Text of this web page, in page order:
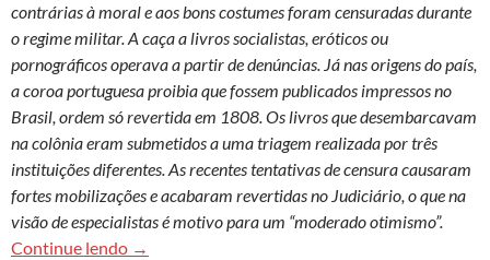
contrárias à moral e aos bons costumes foram censuradas durante
o regime militar. A caça a livros socialistas, eróticos ou
pornográficos operava a partir de denúncias. Já nas origens do país,
a coroa portuguesa proibia que fossem publicados impressos no
Brasil, ordem só revertida em 1808. Os livros que desembarcavam
na colônia eram submetidos a uma triagem realizada por três
instituições diferentes. As recentes tentativas de censura causaram
fortes mobilizações e acabaram revertidas no Judiciário, o que na
visão de especialistas é motivo para um “moderado otimismo”.
Continue lendo Censura é uma herança que não foi superada
→